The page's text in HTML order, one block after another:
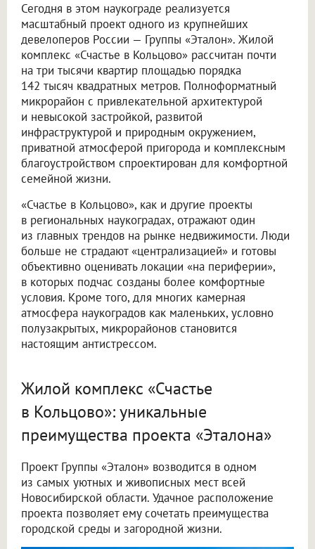
Сегодня в этом наукограде реализуется
масштабный проект одного из крупнейших
девелоперов России — Группы «Эталон». Жилой
комплекс «Счастье в Кольцово» рассчитан почти
на три тысячи квартир площадью порядка
142 тысяч квадратных метров. Полноформатный
микрорайон с привлекательной архитектурой
и невысокой застройкой, развитой
инфраструктурой и природным окружением,
приватной атмосферой пригорода и комплексным
благоустройством спроектирован для комфортной
семейной жизни.
«Счастье в Кольцово», как и другие проекты
в региональных наукоградах, отражают один
из главных трендов на рынке недвижимости. Люди
больше не страдают «централизацией» и готовы
объективно оценивать локации «на периферии»,
в которых подчас созданы более комфортные
условия. Кроме того, для многих камерная
атмосфера наукоградов как маленьких, условно
полузакрытых, микрорайонов становится
настоящим антистрессом.
Жилой комплекс «Счастье
в Кольцово»: уникальные
преимущества проекта «Эталона»
Проект Группы «Эталон» возводится в одном
из самых уютных и живописных мест всей
Новосибирской области. Удачное расположение
проекта позволяет ему сочетать преимущества
городской среды и загородной жизни.